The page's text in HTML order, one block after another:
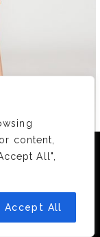
content,
All",
Accept All
la meilleure
à utiliser ce
l'utilisation des